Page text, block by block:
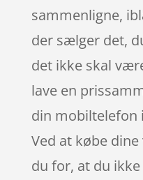
sammenligne,
der sælger det,
det ikke skal
lave en
din mobiltelefon
Ved at købe
du for, at du